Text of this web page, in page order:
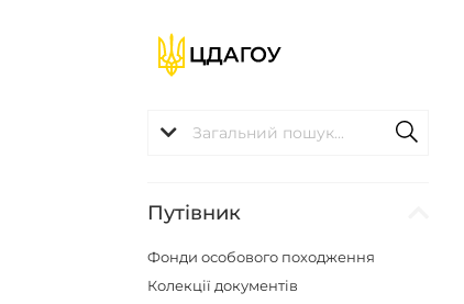
Путівник
Фонди особового походження
Колекції документів